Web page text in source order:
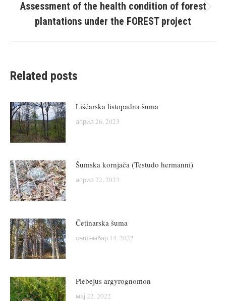
Next
post:
Assessment of the health condition of forest
plantations under the FOREST project
Related posts
Lišćarska listopadna šuma
април 26, 2023
Šumska kornjača (Testudo hermanni)
април 22, 2023
Četinarska šuma
септембар 14, 2022
Plebejus argyrognomon
мај 22, 2022